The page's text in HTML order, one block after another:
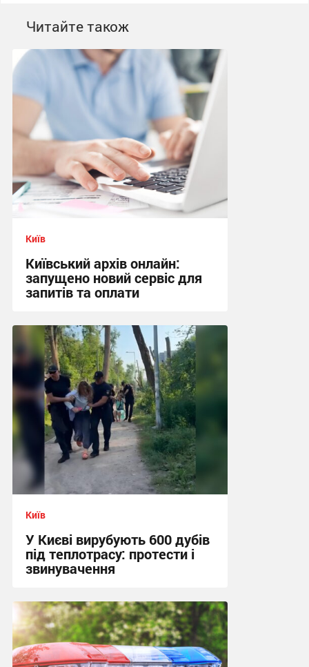
Читайте також
Київ
Київський архів онлайн:
запущено новий сервіс для
запитів та оплати
01:36 сьогодні
Київ
У Києві вирубують 600 дубів
під теплотрасу: протести і
звинувачення
17:29 вчора